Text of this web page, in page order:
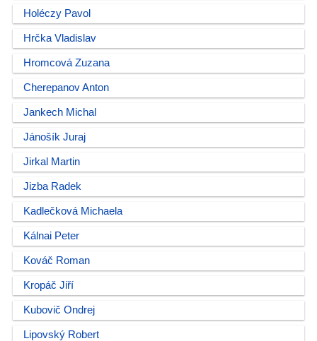
Holéczy Pavol
Hrčka Vladislav
Hromcová Zuzana
Cherepanov Anton
Jankech Michal
Jánošík Juraj
Jirkal Martin
Jizba Radek
Kadlečková Michaela
Kálnai Peter
Kováč Roman
Kropáč Jiří
Kubovič Ondrej
Lipovský Robert